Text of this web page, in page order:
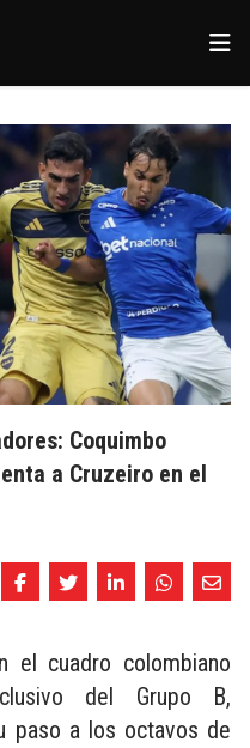
Coquimbo
a Cruzeiro en el
el cuadro colombiano
del Grupo B,
paso a los octavos de